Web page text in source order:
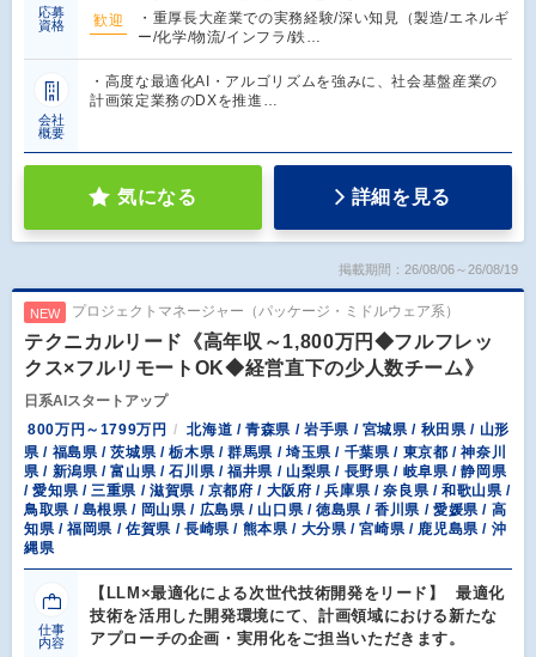
応募
資格
歓迎
・重厚長大産業での実務経験/深い知見（製造/エネルギ
ー/化学/物流/インフラ/鉄…
会社
概要
・高度な最適化AI・アルゴリズムを強みに、社会基盤産業の
計画策定業務のDXを推進…
気になる 詳細を見る
掲載期間：26/08/06～26/08/19
NEW プロジェクトマネージャー（パッケージ・ミドルウェア系）
テクニカルリード《高年収～1,800万円◆フルフレッ
クス×フルリモートOK◆経営直下の少人数チーム》
日系AIスタートアップ
800万円～1799万円
北海道 / 青森県 / 岩手県 / 宮城県 / 秋田県 / 山形
県 / 福島県 / 茨城県 / 栃木県 / 群馬県 / 埼玉県 / 千葉県 / 東京都 / 神奈川
県 / 新潟県 / 富山県 / 石川県 / 福井県 / 山梨県 / 長野県 / 岐阜県 / 静岡県
/ 愛知県 / 三重県 / 滋賀県 / 京都府 / 大阪府 / 兵庫県 / 奈良県 / 和歌山県 /
鳥取県 / 島根県 / 岡山県 / 広島県 / 山口県 / 徳島県 / 香川県 / 愛媛県 / 高
知県 / 福岡県 / 佐賀県 / 長崎県 / 熊本県 / 大分県 / 宮崎県 / 鹿児島県 / 沖
縄県
仕事
内容
【LLM×最適化による次世代技術開発をリード】 最適化
技術を活用した開発環境にて、計画領域における新たな
アプローチの企画・実用化をご担当いただきます。